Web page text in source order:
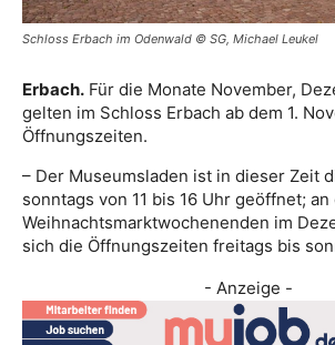
Schloss Erbach im Odenwald © SG, Michael Leukel
Erbach. Für die Monate November,
gelten im Schloss Erbach ab dem 1.
Öffnungszeiten.
– Der Museumsladen ist in dieser Zeit
sonntags von 11 bis 16 Uhr geöffnet; an
Weihnachtsmarktwochenenden im
sich die Öffnungszeiten freitags bis
- Anzeige -